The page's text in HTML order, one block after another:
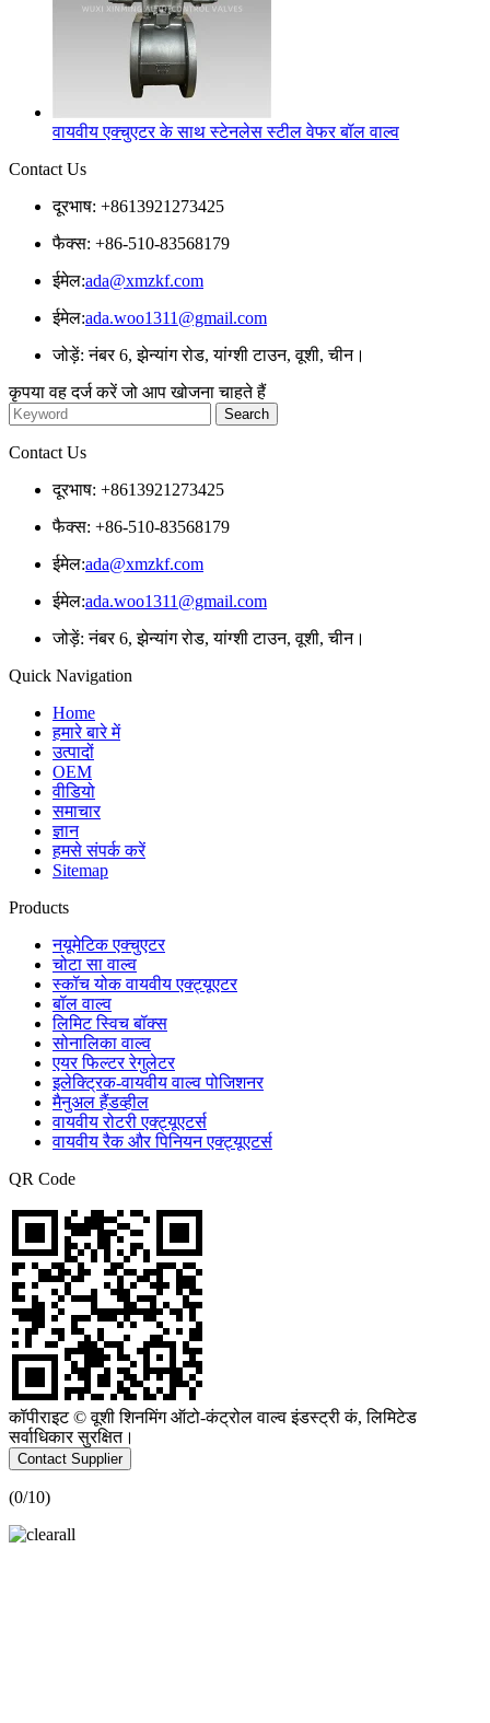
वायवीय एक्चुएटर के साथ स्टेनलेस स्टील वेफर बॉल वाल्व
Contact Us
दूरभाष: +8613921273425
फैक्स: +86-510-83568179
ईमेल:ada@xmzkf.com
ईमेल:ada.woo1311@gmail.com
जोड़ें: नंबर 6, झेन्यांग रोड, यांग्शी टाउन, वूशी, चीन।
कृपया वह दर्ज करें जो आप खोजना चाहते हैं
Contact Us
दूरभाष: +8613921273425
फैक्स: +86-510-83568179
ईमेल:ada@xmzkf.com
ईमेल:ada.woo1311@gmail.com
जोड़ें: नंबर 6, झेन्यांग रोड, यांग्शी टाउन, वूशी, चीन।
Quick Navigation
Home
हमारे बारे में
उत्पादों
OEM
वीडियो
समाचार
ज्ञान
हमसे संपर्क करें
Sitemap
Products
नयूमेटिक एक्चुएटर
चोटा सा वाल्व
स्कॉच योक वायवीय एक्ट्यूएटर
बॉल वाल्व
लिमिट स्विच बॉक्स
सोनालिका वाल्व
एयर फिल्टर रेगुलेटर
इलेक्ट्रिक-वायवीय वाल्व पोजिशनर
मैनुअल हैंडव्हील
वायवीय रोटरी एक्ट्यूएटर्स
वायवीय रैक और पिनियन एक्ट्यूएटर्स
QR Code
कॉपीराइट © वूशी शिनमिंग ऑटो-कंट्रोल वाल्व इंडस्ट्री कं, लिमिटेड
सर्वाधिकार सुरक्षित।
Contact Supplier
(0/10)